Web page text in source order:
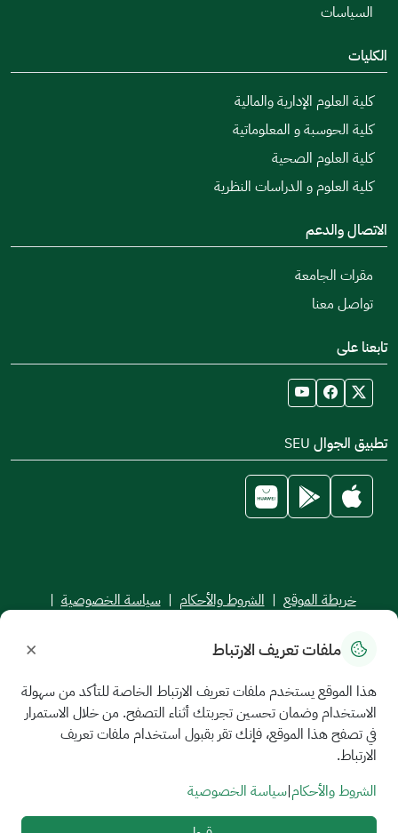
السياسات
الكليات
كلية العلوم الإدارية والمالية
كلية الحوسبة و المعلوماتية
كلية العلوم الصحية
كلية العلوم و الدراسات النظرية
الاتصال والدعم
مقرات الجامعة
تواصل معنا
تابعنا على
تطبيق الجوال SEU
خريطة الموقع | الشروط والأحكام | سياسة الخصوصية |
جميع الحقوق محفوظة للجامعة السعودية الإلكترونية © 2026
ملفات تعريف الارتباط ×
هذا الموقع يستخدم ملفات تعريف الارتباط الخاصة للتأكد من سهولة
الاستخدام وضمان تحسين تجربتك أثناء التصفح. من خلال الاستمرار
في تصفح هذا الموقع، فإنك تقر بقبول استخدام ملفات تعريف
الارتباط.
الشروط والأحكام|سياسة الخصوصية